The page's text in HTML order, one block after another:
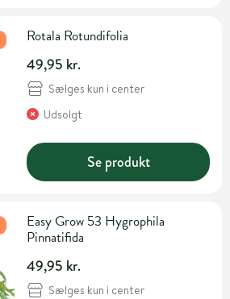
Rotala Rotundifolia
49,95 kr.
Sælges kun i center
Udsolgt
Se produkt
Easy Grow 53 Hygrophila
Pinnatifida
49,95 kr.
Sælges kun i center